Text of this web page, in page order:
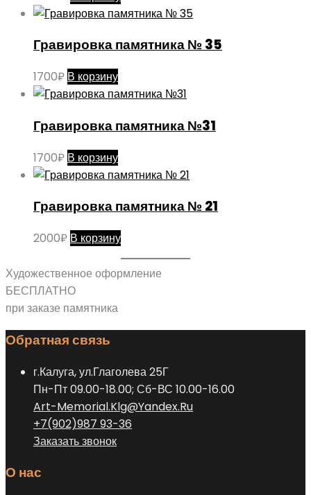
Гравировка памятника № 35
1700₽ В корзину
Гравировка памятника №31
1700₽ В корзину
Гравировка памятника № 21
2000₽ В корзину
Художественное оформление
БЕСПЛАТНО
при заказе памятника
Обратная связь
г.Калуга, ул.Глаголева 25Г
Пн-Пт 09.00-18.00; Сб-ВС 10.00-16.00
Art-Memorial.Klg@Yandex.Ru
+7(902)987 93-36
Заказать звонок
О нас